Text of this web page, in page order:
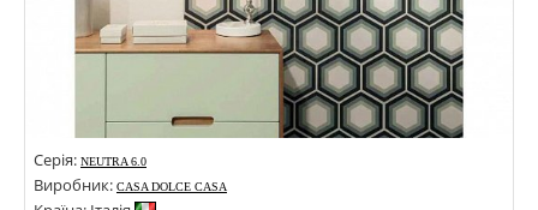
Серія: NEUTRA 6.0
Виробник: CASA DOLCE CASA